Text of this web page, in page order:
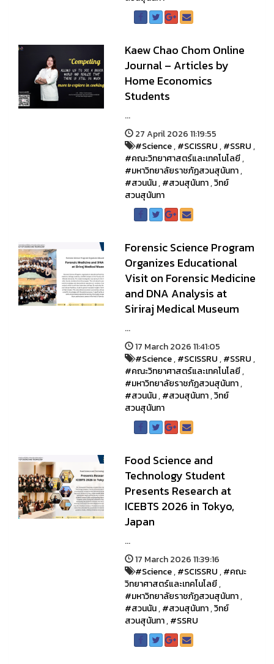
Kaew Chao Chom Online
Journal – Articles by
Home Economics
Students
...
27 April 2026 11:19:55
#Science,#SCISSRU,#SSRU,
#คณะวิทยาศาสตร์และเทคโนโลยี,
#มหาวิทยาลัยราชภัฏสวนสุนันทา,
#สวนนัน,#สวนสุนันทา,วิทย์
สวนสุนันทา
Forensic Science Program
Organizes Educational
Visit on Forensic Medicine
and DNA Analysis at
Siriraj Medical Museum
...
17 March 2026 11:41:05
#Science,#SCISSRU,#SSRU,
#คณะวิทยาศาสตร์และเทคโนโลยี,
#มหาวิทยาลัยราชภัฏสวนสุนันทา,
#สวนนัน,#สวนสุนันทา,วิทย์
สวนสุนันทา
Food Science and
Technology Student
Presents Research at
ICEBTS 2026 in Tokyo,
Japan
...
17 March 2026 11:39:16
#Science,#SCISSRU,#คณะ
วิทยาศาสตร์และเทคโนโลยี,
#มหาวิทยาลัยราชภัฏสวนสุนันทา,
#สวนนัน,#สวนสุนันทา,วิทย์
สวนสุนันทา,#SSRU